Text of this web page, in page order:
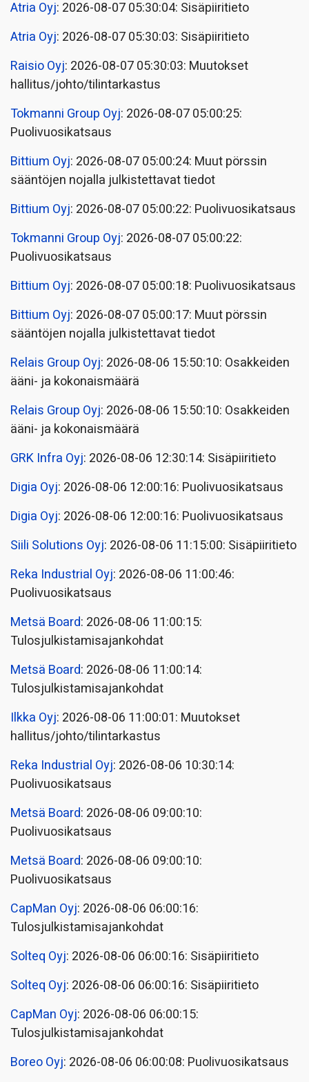
Atria Oyj: 2026-08-07 05:30:04: Sisäpiiritieto
Atria Oyj: 2026-08-07 05:30:03: Sisäpiiritieto
Raisio Oyj: 2026-08-07 05:30:03: Muutokset
hallitus/johto/tilintarkastus
Tokmanni Group Oyj: 2026-08-07 05:00:25:
Puolivuosikatsaus
Bittium Oyj: 2026-08-07 05:00:24: Muut pörssin
sääntöjen nojalla julkistettavat tiedot
Bittium Oyj: 2026-08-07 05:00:22: Puolivuosikatsaus
Tokmanni Group Oyj: 2026-08-07 05:00:22:
Puolivuosikatsaus
Bittium Oyj: 2026-08-07 05:00:18: Puolivuosikatsaus
Bittium Oyj: 2026-08-07 05:00:17: Muut pörssin
sääntöjen nojalla julkistettavat tiedot
Relais Group Oyj: 2026-08-06 15:50:10: Osakkeiden
ääni- ja kokonaismäärä
Relais Group Oyj: 2026-08-06 15:50:10: Osakkeiden
ääni- ja kokonaismäärä
GRK Infra Oyj: 2026-08-06 12:30:14: Sisäpiiritieto
Digia Oyj: 2026-08-06 12:00:16: Puolivuosikatsaus
Digia Oyj: 2026-08-06 12:00:16: Puolivuosikatsaus
Siili Solutions Oyj: 2026-08-06 11:15:00: Sisäpiiritieto
Reka Industrial Oyj: 2026-08-06 11:00:46:
Puolivuosikatsaus
Metsä Board: 2026-08-06 11:00:15:
Tulosjulkistamisajankohdat
Metsä Board: 2026-08-06 11:00:14:
Tulosjulkistamisajankohdat
Ilkka Oyj: 2026-08-06 11:00:01: Muutokset
hallitus/johto/tilintarkastus
Reka Industrial Oyj: 2026-08-06 10:30:14:
Puolivuosikatsaus
Metsä Board: 2026-08-06 09:00:10:
Puolivuosikatsaus
Metsä Board: 2026-08-06 09:00:10:
Puolivuosikatsaus
CapMan Oyj: 2026-08-06 06:00:16:
Tulosjulkistamisajankohdat
Solteq Oyj: 2026-08-06 06:00:16: Sisäpiiritieto
Solteq Oyj: 2026-08-06 06:00:16: Sisäpiiritieto
CapMan Oyj: 2026-08-06 06:00:15:
Tulosjulkistamisajankohdat
Boreo Oyj: 2026-08-06 06:00:08: Puolivuosikatsaus